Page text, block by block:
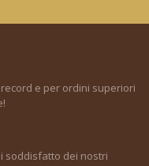
e per ordini superiori
soddisfatto dei nostri